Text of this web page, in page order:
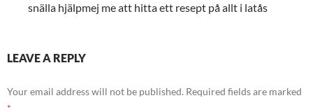
snälla hjälpmej me att hitta ett resept på allt i latås
LEAVE A REPLY
Your email address will not be published. Required fields are marked
*